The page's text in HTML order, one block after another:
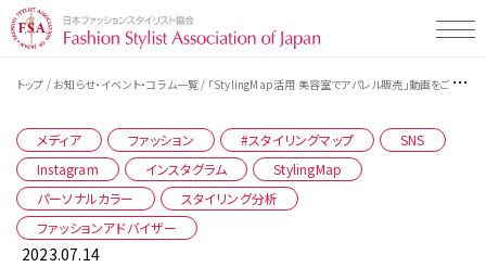
Styling Map（スタイリングマップ）とは
Styling Map（スタイリングマップ）とは
スタイリング診断 men's item
スタイリング診断 women's item
テストチェック・コミュニケーションタイプ
Styling Map検定・検定プログラムについて
Styling Map検定・検定プログラム
検定プログラムについて
Styling Map活用事例一覧
トップ / お知らせ・イベント・コラム一覧 / 「StylingMap活用 美容室でアパレル販売」動画をご紹介
メディア ファッション #スタイリングマップ
SNS
Instagram
インスタグラム
StylingMap
パーソナルカラー
スタイリング分析
ファッションアドバイザー
2023.07.14